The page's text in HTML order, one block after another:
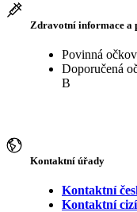
Zdravotní informace a
Povinná
Doporučená
B
Kontaktní úřady
Kontaktní
Kontaktní